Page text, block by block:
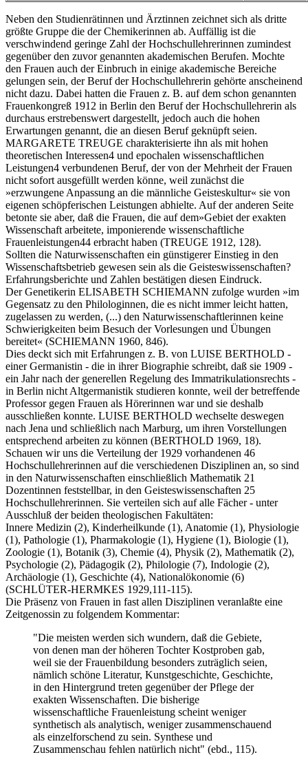
Neben den Studienrätinnen und Ärztinnen zeichnet sich als dritte
größte Gruppe die der Chemikerinnen ab. Auffällig ist die
verschwindend geringe Zahl der Hochschullehrerinnen zumindest
gegenüber den zuvor genannten akademischen Berufen. Mochte
den Frauen auch der Einbruch in einige akademische Bereiche
gelungen sein, der Beruf der Hochschullehrerin gehörte anscheinend
nicht dazu. Dabei hatten die Frauen z. B. auf dem schon genannten
Frauenkongreß 1912 in Berlin den Beruf der Hochschullehrerin als
durchaus erstrebenswert dargestellt, jedoch auch die hohen
Erwartungen genannt, die an diesen Beruf geknüpft seien.
MARGARETE TREUGE charakterisierte ihn als mit hohen
theoretischen Interessen4 und epochalen wissenschaftlichen
Leistungen4 verbundenen Beruf, der von der Mehrheit der Frauen
nicht sofort ausgefüllt werden könne, weil zunächst die
»erzwungene Anpassung an die männliche Geisteskultur« sie von
eigenen schöpferischen Leistungen abhielte. Auf der anderen Seite
betonte sie aber, daß die Frauen, die auf dem»Gebiet der exakten
Wissenschaft arbeitete, imponierende wissenschaftliche
Frauenleistungen44 erbracht haben (TREUGE 1912, 128).
Sollten die Naturwissenschaften ein günstigerer Einstieg in den
Wissenschaftsbetrieb gewesen sein als die Geisteswissenschaften?
Erfahrungsberichte und Zahlen bestätigen diesen Eindruck.
Der Genetikerin ELISABETH SCHIEMANN zufolge wurden »im
Gegensatz zu den Philologinnen, die es nicht immer leicht hatten,
zugelassen zu werden, (...) den Naturwissenschaftlerinnen keine
Schwierigkeiten beim Besuch der Vorlesungen und Übungen
bereitet« (SCHIEMANN 1960, 846).
Dies deckt sich mit Erfahrungen z. B. von LUISE BERTHOLD -
einer Germanistin - die in ihrer Biographie schreibt, daß sie 1909 -
ein Jahr nach der generellen Regelung des Immatrikulationsrechts -
in Berlin nicht Altgermanistik studieren konnte, weil der betreffende
Professor gegen Frauen als Hörerinnen war und sie deshalb
ausschließen konnte. LUISE BERTHOLD wechselte deswegen
nach Jena und schließlich nach Marburg, um ihren Vorstellungen
entsprechend arbeiten zu können (BERTHOLD 1969, 18).
Schauen wir uns die Verteilung der 1929 vorhandenen 46
Hochschullehrerinnen auf die verschiedenen Disziplinen an, so sind
in den Naturwissenschaften einschließlich Mathematik 21
Dozentinnen feststellbar, in den Geisteswissenschaften 25
Hochschullehrerinnen. Sie verteilen sich auf alle Fächer - unter
Ausschluß der beiden theologischen Fakultäten:
Innere Medizin (2), Kinderheilkunde (1), Anatomie (1), Physiologie
(1), Pathologie (1), Pharmakologie (1), Hygiene (1), Biologie (1),
Zoologie (1), Botanik (3), Chemie (4), Physik (2), Mathematik (2),
Psychologie (2), Pädagogik (2), Philologie (7), Indologie (2),
Archäologie (1), Geschichte (4), Nationalökonomie (6)
(SCHLÜTER-HERMKES 1929,111-115).
Die Präsenz von Frauen in fast allen Disziplinen veranlaßte eine
Zeitgenossin zu folgendem Kommentar:
"Die meisten werden sich wundern, daß die Gebiete,
von denen man der höheren Tochter Kostproben gab,
weil sie der Frauenbildung besonders zuträglich seien,
nämlich schöne Literatur, Kunstgeschichte, Geschichte,
in den Hintergrund treten gegenüber der Pflege der
exakten Wissenschaften. Die bisherige
wissenschaftliche Frauenleistung scheint weniger
synthetisch als analytisch, weniger zusammenschauend
als einzelforschend zu sein. Synthese und
Zusammenschau fehlen natürlich nicht" (ebd., 115).